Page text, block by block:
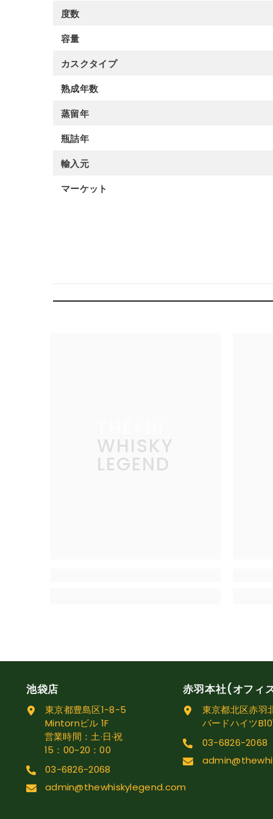
度数
容量
カスクタイプ
熟成年数
蒸留年
瓶詰年
輸入元
マーケット
WHISKY
LEGEND
池袋店
東京都豊島区1-8-5
Mintornビル 1F
営業時間：土·日·祝
15：00~20：00
03-6826-2068
admin@thewhiskylegend.com
赤羽本社(オフィ
東京都北区赤羽
バードハイツ
03-6826-2068